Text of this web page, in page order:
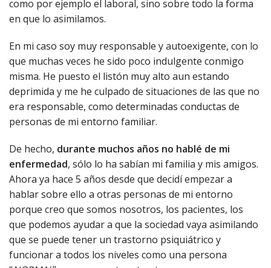
como por ejemplo el laboral, sino sobre todo la forma
en que lo asimilamos.
En mi caso soy muy responsable y autoexigente, con lo
que muchas veces he sido poco indulgente conmigo
misma. He puesto el listón muy alto aun estando
deprimida y me he culpado de situaciones de las que no
era responsable, como determinadas conductas de
personas de mi entorno familiar.
De hecho, durante muchos años no hablé de mi
enfermedad, sólo lo ha sabían mi familia y mis amigos.
Ahora ya hace 5 años desde que decidí empezar a
hablar sobre ello a otras personas de mi entorno
porque creo que somos nosotros, los pacientes, los
que podemos ayudar a que la sociedad vaya asimilando
que se puede tener un trastorno psiquiátrico y
funcionar a todos los niveles como una persona